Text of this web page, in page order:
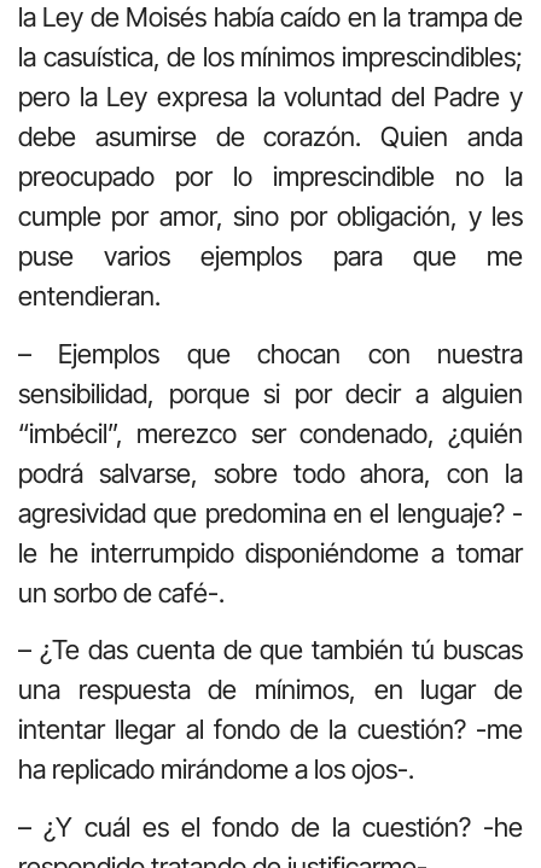
la Ley de Moisés había caído en la trampa de
la casuística, de los mínimos imprescindibles;
pero la Ley expresa la voluntad del Padre y
debe asumirse de corazón. Quien anda
preocupado por lo imprescindible no la
cumple por amor, sino por obligación, y les
puse varios ejemplos para que me
entendieran.
– Ejemplos que chocan con nuestra
sensibilidad, porque si por decir a alguien
“imbécil”, merezco ser condenado, ¿quién
podrá salvarse, sobre todo ahora, con la
agresividad que predomina en el lenguaje? -
le he interrumpido disponiéndome a tomar
un sorbo de café-.
– ¿Te das cuenta de que también tú buscas
una respuesta de mínimos, en lugar de
intentar llegar al fondo de la cuestión? -me
ha replicado mirándome a los ojos-.
– ¿Y cuál es el fondo de la cuestión? -he